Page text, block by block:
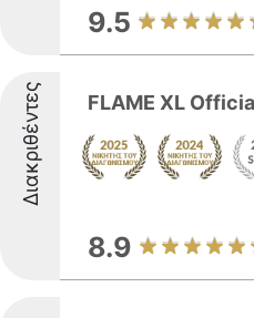
9.5
Διακριθέντες FLAME XL
8.9